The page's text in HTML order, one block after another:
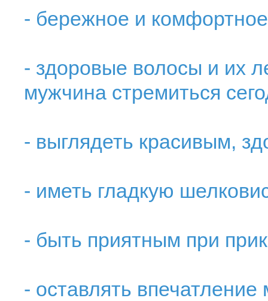
- бережное и
- здоровые волосы и их
мужчина стремиться
- выглядеть красивым,
- иметь гладкую
- быть приятным при
- оставлять